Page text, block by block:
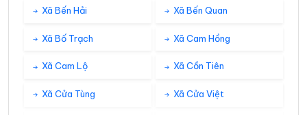
13:00 31° Mây đen u ám
14:00 31° Mây đen u ám
Xã Bến Hải Xã Bến Quan
Xã Bố Trạch Xã Cam Hồng
Xã Cam Lộ Xã Cồn Tiên
Xã Cửa Tùng Xã Cửa Việt